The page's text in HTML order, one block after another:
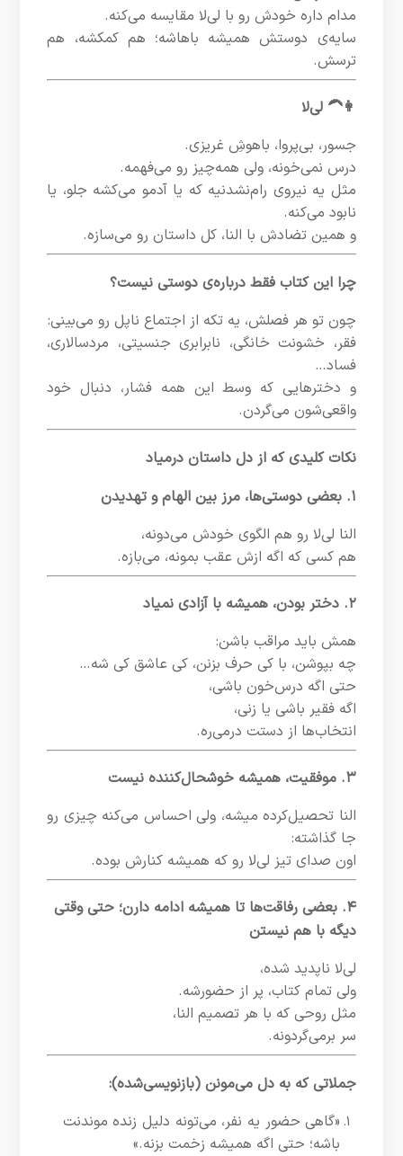
مدام داره خودش رو با لی‌لا مقایسه می‌کنه.
سایه‌ی دوستش همیشه باهاشه؛ هم کمکشه، هم
ترسش.
👩‍🦱 لی‌لا
جسور، بی‌پروا، باهوشِ غریزی.
درس نمی‌خونه، ولی همه‌چیز رو می‌فهمه.
مثل یه نیروی رام‌نشدنیه که یا آدمو می‌کشه جلو، یا
نابود می‌کنه.
و همین تضادش با النا، کل داستان رو می‌سازه.
چرا این کتاب فقط درباره‌ی دوستی نیست؟
چون تو هر فصلش، یه تکه از اجتماع ناپل رو می‌بینی:
فقر، خشونت خانگی، نابرابری جنسیتی، مردسالاری،
فساد…
و دخترهایی که وسط این همه فشار، دنبال خود
واقعی‌شون می‌گردن.
نکات کلیدی که از دل داستان درمیاد
۱. بعضی دوستی‌ها، مرز بین الهام و تهدیدن
النا لی‌لا رو هم الگوی خودش می‌دونه،
هم کسی که اگه ازش عقب بمونه، می‌بازه.
۲. دختر بودن، همیشه با آزادی نمیاد
همش باید مراقب باشن:
چه بپوشن، با کی حرف بزنن، کی عاشق کی شه…
حتی اگه درس‌خون باشی،
اگه فقیر باشی یا زنی،
انتخاب‌ها از دستت درمی‌ره.
۳. موفقیت، همیشه خوشحال‌کننده نیست
النا تحصیل‌کرده میشه، ولی احساس می‌کنه چیزی رو
جا گذاشته:
اون صدای تیز لی‌لا رو که همیشه کنارش بوده.
۴. بعضی رفاقت‌ها تا همیشه ادامه دارن؛ حتی وقتی
دیگه با هم نیستن
لی‌لا ناپدید شده،
ولی تمام کتاب، پر از حضورشه.
مثل روحی که با هر تصمیم النا،
سر برمی‌گردونه.
جملاتی که به دل می‌مونن (بازنویسی‌شده):
«گاهی حضور یه نفر، می‌تونه دلیل زنده موندنت
باشه؛ حتی اگه همیشه زخمت بزنه.»